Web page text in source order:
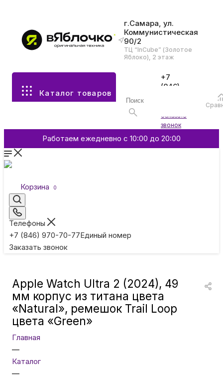
г.Самара, ул.
Коммунистическая
90/2
ТЦ “InCube” (Золотое
Яблоко), 2 этаж
Каталог товаров
+7
(846)
Заказать
звонок
Работаем ежедневно с 10:00 до 20:00
Корзина 0
Телефоны
+7 (846) 970-70-77Единый номер
Заказать звонок
Все разделы каталога
Аксессуары
Смартфоны и гаджеты
Умные кольца
Apple Watch Ultra 2 (2024), 49
мм корпус из титана цвета
«Natural», ремешок Trail Loop
цвета «Green»
Главная
—
Каталог
—